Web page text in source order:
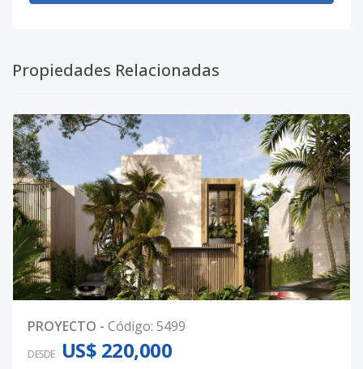
Propiedades Relacionadas
PROYECTO - Código: 5499
DESDE
US$ 220,000